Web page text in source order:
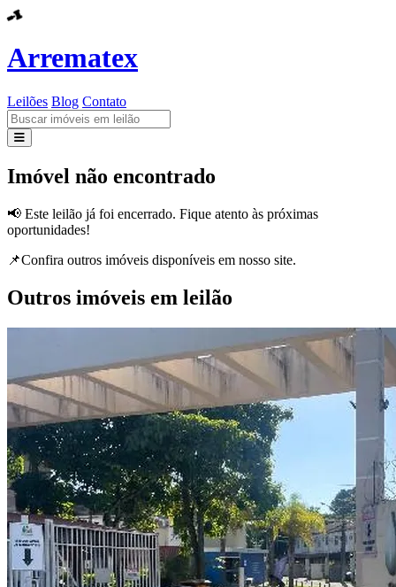
Arrematex
Leilões Blog Contato
Leilões
Imóvel não encontrado
📢 Este leilão já foi encerrado. Fique atento às próximas
oportunidades!
📌Confira outros imóveis disponíveis em nosso site.
Outros imóveis em leilão